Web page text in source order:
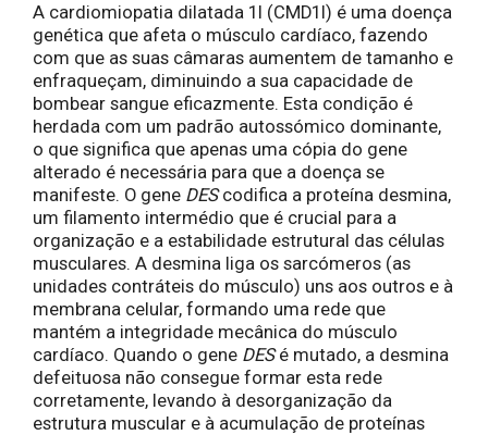
A cardiomiopatia dilatada 1I (CMD1I) é uma doença
genética que afeta o músculo cardíaco, fazendo
com que as suas câmaras aumentem de tamanho e
enfraqueçam, diminuindo a sua capacidade de
bombear sangue eficazmente. Esta condição é
herdada com um padrão autossómico dominante,
o que significa que apenas uma cópia do gene
alterado é necessária para que a doença se
manifeste. O gene DEScodifica a proteína desmina,
um filamento intermédio que é crucial para a
organização e a estabilidade estrutural das células
musculares. A desmina liga os sarcómeros (as
unidades contráteis do músculo) uns aos outros e à
membrana celular, formando uma rede que
mantém a integridade mecânica do músculo
cardíaco. Quando o gene DESé mutado, a desmina
defeituosa não consegue formar esta rede
corretamente, levando à desorganização da
estrutura muscular e à acumulação de proteínas